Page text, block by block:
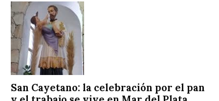
San Cayetano: la celebración por el pan